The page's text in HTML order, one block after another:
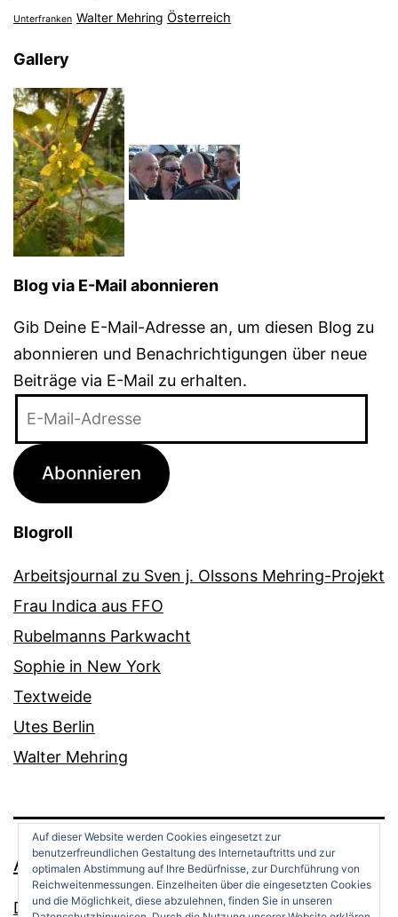
Unterfranken Walter Mehring Österreich
Gallery
Blog via E-Mail abonnieren
Gib Deine E-Mail-Adresse an, um diesen Blog zu
abonnieren und Benachrichtigungen über neue
Beiträge via E-Mail zu erhalten.
Adresse
Abonnieren
Blogroll
Arbeitsjournal zu Sven j. Olssons Mehring-Projekt
Frau Indica aus FFO
Rubelmanns Parkwacht
Sophie in New York
Textweide
Utes Berlin
Walter Mehring
ANDREAS OPPERMANN
Datenschutz
Auf dieser Website werden Cookies eingesetzt zur
benutzerfreundlichen Gestaltung des Internetauftritts und zur
optimalen Abstimmung auf Ihre Bedürfnisse, zur Durchführung von
Reichweitenmessungen. Einzelheiten über die eingesetzten Cookies
und die Möglichkeit, diese abzulehnen, finden Sie in unseren